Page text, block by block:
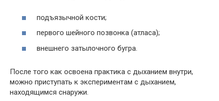
подъязычной кости;
первого шейного позвонка (атласа);
внешнего затылочного бугра.
После того как освоена практика с дыханием внутри,
можно приступать к экспериментам с дыханием,
находящимся снаружи.